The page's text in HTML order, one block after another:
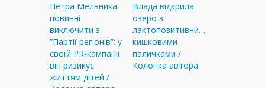
Петра Мельника
повинні
виключити з
”Партії регіонів”: у
своїй PR-кампанії
він ризикує
життям дітей /
Влада відкрила
озеро з
лактопозитивними
кишковими
паличками /
Колонка автора